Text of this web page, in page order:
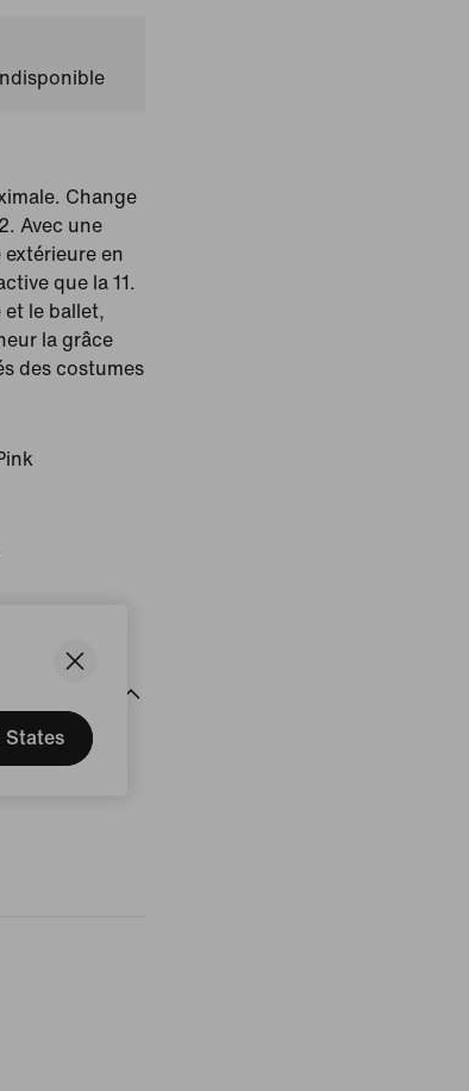
States
Change
Avec une
extérieure en
que la 11.
et le ballet,
la grâce
des costumes